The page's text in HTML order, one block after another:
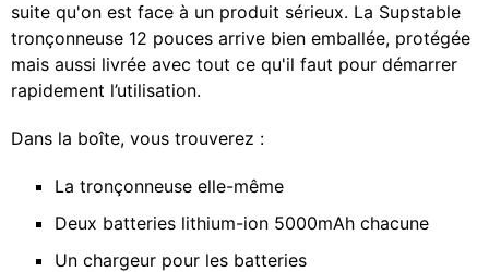
suite qu'on est face à un produit sérieux. La Supstable
tronçonneuse 12 pouces arrive bien emballée, protégée
mais aussi livrée avec tout ce qu'il faut pour démarrer
rapidement l’utilisation.
Dans la boîte, vous trouverez :
La tronçonneuse elle-même
Deux batteries lithium-ion 5000mAh chacune
Un chargeur pour les batteries